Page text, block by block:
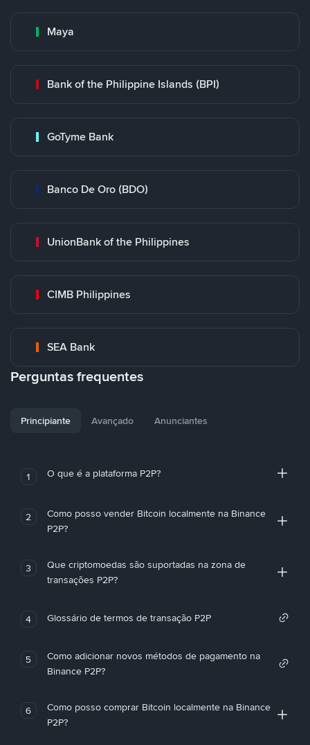
Maya
Bank of the Philippine Islands (BPI)
GoTyme Bank
Banco De Oro (BDO)
UnionBank of the Philippines
CIMB Philippines
SEA Bank
Perguntas frequentes
Principiante Avançado Anunciantes
1 O que é a plataforma P2P?
2
Como posso vender Bitcoin localmente na Binance
P2P?
3
Que criptomoedas são suportadas na zona de
transações P2P?
4 Glossário de termos de transação P2P
5
Como adicionar novos métodos de pagamento na
Binance P2P?
6
Como posso comprar Bitcoin localmente na Binance
P2P?